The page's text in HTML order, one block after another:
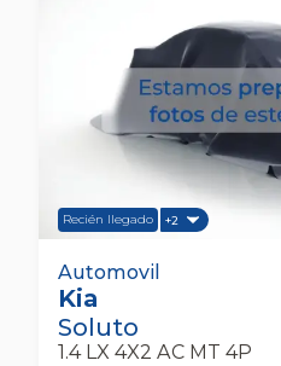
Recién llegado +2
Kia Soluto 1.4 Lx 4x2
Automovil
Kia
Soluto
1.4 LX 4X2 AC MT 4P